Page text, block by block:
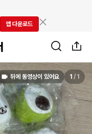
앱 다운로드
뒤에 동영상이 있어요 1 / 1